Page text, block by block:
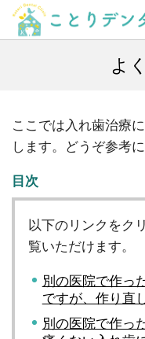
よ
ここでは入れ歯治療
します。どうぞ参考
目次
以下のリンクをク
覧いただけます。
別の医院で作っ
ですが、作り直
別の医院で作っ